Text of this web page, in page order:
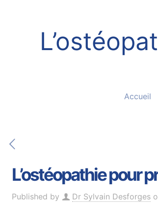
Accueil
L’ostéopathie pour
Published by Dr Sylvain Desforges